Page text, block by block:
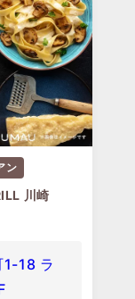
ン
川崎
1-18 ラ